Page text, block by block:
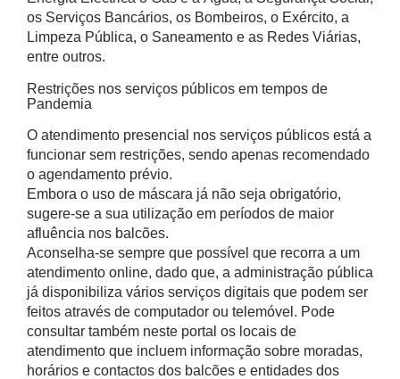
os Serviços Bancários, os Bombeiros, o Exército, a
Limpeza Pública, o Saneamento e as Redes Viárias,
entre outros.
Restrições nos serviços públicos em tempos de
Pandemia
O atendimento presencial nos serviços públicos está a
funcionar sem restrições, sendo apenas recomendado
o agendamento prévio.
Embora o uso de máscara já não seja obrigatório,
sugere-se a sua utilização em períodos de maior
afluência nos balcões.
Aconselha-se sempre que possível que recorra a um
atendimento online, dado que, a administração pública
já disponibiliza vários serviços digitais que podem ser
feitos através de computador ou telemóvel. Pode
consultar também neste portal os locais de
atendimento que incluem informação sobre moradas,
horários e contactos dos balcões e entidades dos